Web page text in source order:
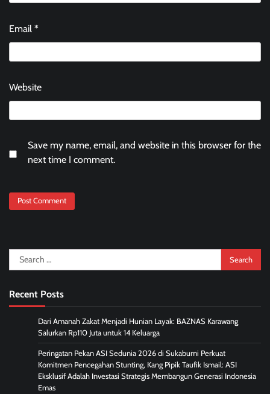
Email *
Website
Save my name, email, and website in this browser for the
next time I comment.
Search
for:
Recent Posts
Dari Amanah Zakat Menjadi Hunian Layak: BAZNAS Karawang
Salurkan Rp110 Juta untuk 14 Keluarga
Peringatan Pekan ASI Sedunia 2026 di Sukabumi Perkuat
Komitmen Pencegahan Stunting, Kang Pipik Taufik Ismail: ASI
Eksklusif Adalah Investasi Strategis Membangun Generasi Indonesia
Emas